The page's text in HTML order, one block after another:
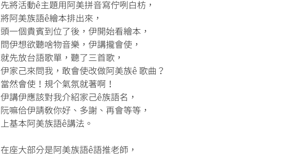
先將活動ê主題用阿美拼音寫佇咧白枋，
將阿美族語ê繪本排出來，
頭一個貴賓到位了後，伊開始看繪本，
問伊想欲聽啥物音樂，伊講攏會使，
就先放台語歌單，聽了三首歌，
伊家己來問我，敢會使改做阿美族ê 歌曲？
當然會使！規个氣氛就著啊！
伊講伊應該對我介紹家己ê族語名，
阮嘛佮伊請教你好、多謝、再會等等，
上基本阿美族語ê講法。
在座大部分是阿美族語ê語推老師，